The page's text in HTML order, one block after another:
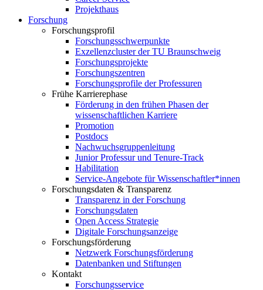
Projekthaus
Forschung
Forschungsprofil
Forschungsschwerpunkte
Exzellenzcluster der TU Braunschweig
Forschungsprojekte
Forschungszentren
Forschungsprofile der Professuren
Frühe Karrierephase
Förderung in den frühen Phasen der
wissenschaftlichen Karriere
Promotion
Postdocs
Nachwuchsgruppenleitung
Junior Professur und Tenure-Track
Habilitation
Service-Angebote für Wissenschaftler*innen
Forschungsdaten & Transparenz
Transparenz in der Forschung
Forschungsdaten
Open Access Strategie
Digitale Forschungsanzeige
Forschungsförderung
Netzwerk Forschungsförderung
Datenbanken und Stiftungen
Kontakt
Forschungsservice